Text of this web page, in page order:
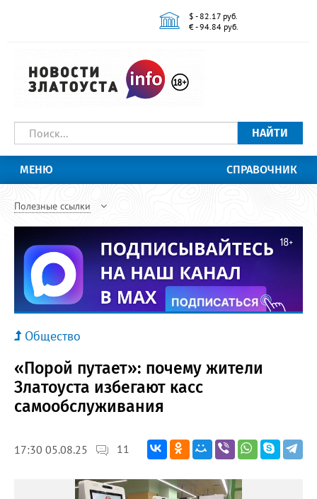
$ - 82.17 руб.
€ - 94.84 руб.
НАЙТИ
МЕНЮ СПРАВОЧНИК
Полезные ссылки
Общество
«Порой путает»: почему жители
Златоуста избегают касс
самообслуживания
17:30 05.08.25 11